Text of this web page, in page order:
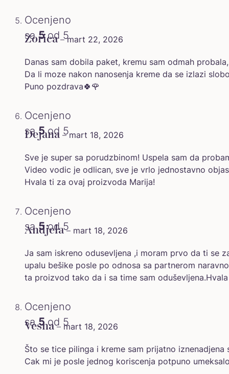
Ocenjeno
sa5od 5
Zorica– mart 22, 2026
Danas sam dobila paket, kremu sam odmah
Da li moze nakon nanosenja kreme da se izlazi
Puno pozdrava🍀🌹
Ocenjeno
sa5od 5
Dejana – mart 18, 2026
Sve je super sa porudzbinom! Uspela sam da
Video vodic je odlican, sve je vrlo jednostavno
Hvala ti za ovaj proizvoda Marija!
Ocenjeno
sa5od 5
Andjela– mart 18, 2026
Ja sam iskreno odusevljena ,i moram prvo da ti se
upalu bešike posle po odnosa sa partnerom
ta proizvod tako da i sa time sam
Ocenjeno
sa5od 5
Vesna– mart 18, 2026
Što se tice pilinga i kreme sam prijatno
Cak mi je posle jednog koriscenja potpuno